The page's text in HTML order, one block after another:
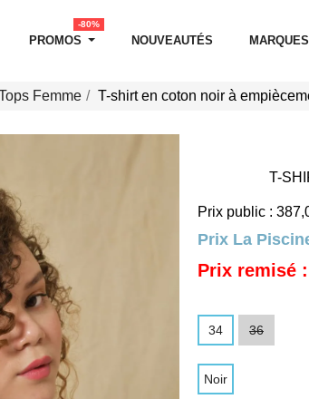
PROMOS
-80%
NOUVEAUTÉS MARQUES
Femme T-shirt en coton noir à
T-
Prix public :
Prix La
Prix remisé
34 36
Noir